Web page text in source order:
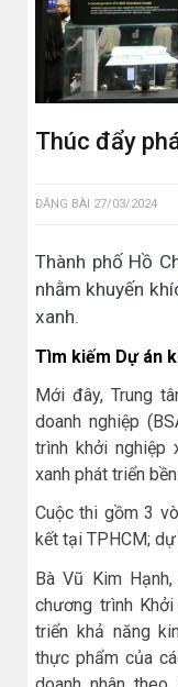
Thúc đẩy
ĐĂNG BÀI 27/03/2024
Thành phố Hồ
nhằm khuyến
xanh.
Tìm kiếm Dự án
Mới đây, Trung
doanh nghiệp
trình khởi nghiệp
xanh phát triển
Cuộc thi gồm 3
kết tại TPHCM;
Bà Vũ Kim
chương trình
triển khả năng
thực phẩm của